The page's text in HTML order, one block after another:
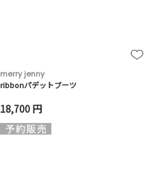
merry jenny
ribbonパデットブーツ
18,700 円